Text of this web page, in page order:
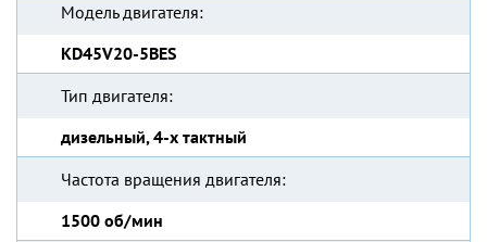
Модель двигателя:
KD45V20-5BES
Тип двигателя:
дизельный, 4-х тактный
Частота вращения двигателя:
1500 об/мин